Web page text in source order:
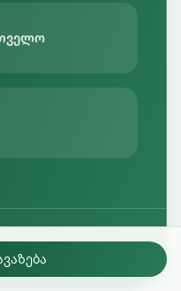
დაცულია
- ციფრული ალქიმია